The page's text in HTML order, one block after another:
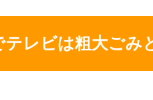
テレビは粗大ごみ